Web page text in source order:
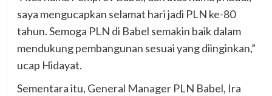
saya mengucapkan selamat hari jadi PLN ke-80
tahun. Semoga PLN di Babel semakin baik dalam
mendukung pembangunan sesuai yang diinginkan,”
ucap Hidayat.
Sementara itu, General Manager PLN Babel, Ira